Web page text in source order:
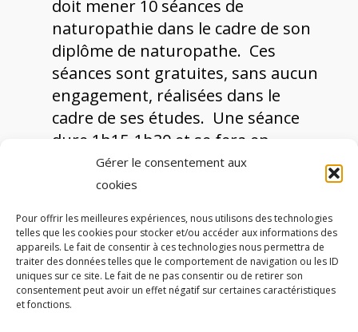
Gérer le consentement aux
cookies
Pour offrir les meilleures expériences, nous utilisons des technologies
telles que les cookies pour stocker et/ou accéder aux informations des
appareils. Le fait de consentir à ces technologies nous permettra de
traiter des données telles que le comportement de navigation ou les ID
uniques sur ce site. Le fait de ne pas consentir ou de retirer son
consentement peut avoir un effet négatif sur certaines caractéristiques
et fonctions.
doit mener 10 séances de
naturopathie dans le cadre de son
diplôme de naturopathe. Ces
séances sont gratuites, sans aucun
engagement, réalisées dans le
cadre de ses études. Une séance
dure 1h15-1h30 et se fera en
visioconférence…
Autres partenaires